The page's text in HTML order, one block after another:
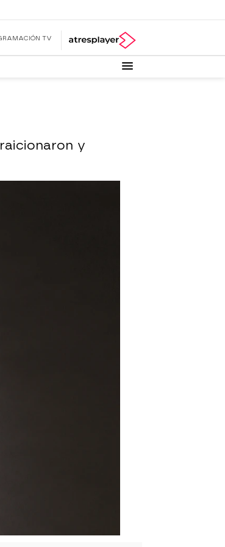
TV
y